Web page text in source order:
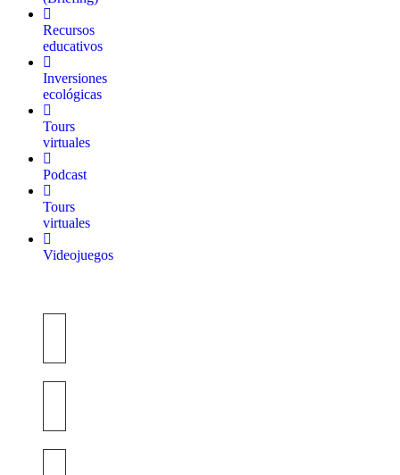
Recursos
educativos
Inversiones
ecológicas
Tours
virtuales
Podcast
Tours
virtuales
Videojuegos